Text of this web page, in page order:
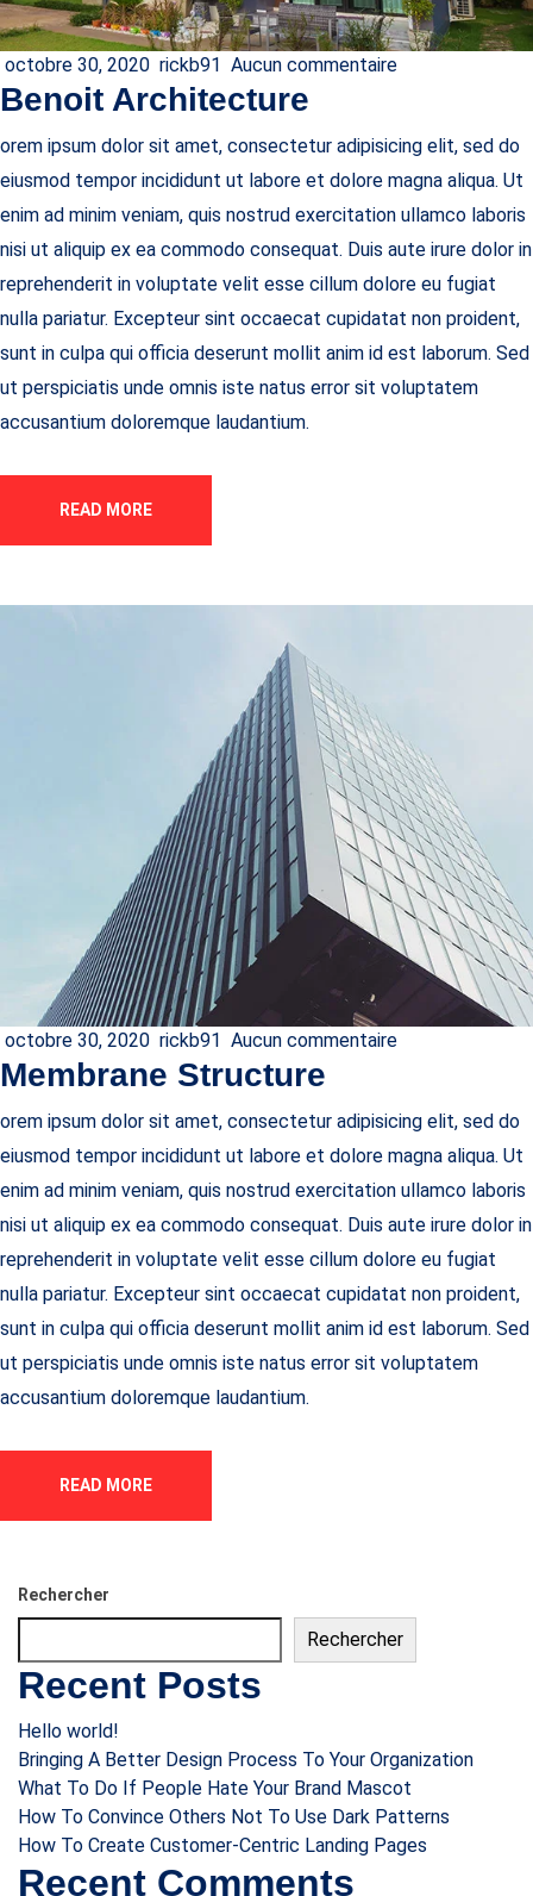
octobre 30, 2020 rickb91 Aucun commentaire
Benoit Architecture
orem ipsum dolor sit amet, consectetur adipisicing elit, sed do
eiusmod tempor incididunt ut labore et dolore magna aliqua. Ut
enim ad minim veniam, quis nostrud exercitation ullamco laboris
nisi ut aliquip ex ea commodo consequat. Duis aute irure dolor in
reprehenderit in voluptate velit esse cillum dolore eu fugiat
nulla pariatur. Excepteur sint occaecat cupidatat non proident,
sunt in culpa qui officia deserunt mollit anim id est laborum. Sed
ut perspiciatis unde omnis iste natus error sit voluptatem
accusantium doloremque laudantium.
READ MORE
octobre 30, 2020 rickb91 Aucun commentaire
Membrane Structure
orem ipsum dolor sit amet, consectetur adipisicing elit, sed do
eiusmod tempor incididunt ut labore et dolore magna aliqua. Ut
enim ad minim veniam, quis nostrud exercitation ullamco laboris
nisi ut aliquip ex ea commodo consequat. Duis aute irure dolor in
reprehenderit in voluptate velit esse cillum dolore eu fugiat
nulla pariatur. Excepteur sint occaecat cupidatat non proident,
sunt in culpa qui officia deserunt mollit anim id est laborum. Sed
ut perspiciatis unde omnis iste natus error sit voluptatem
accusantium doloremque laudantium.
READ MORE
Rechercher
Rechercher
Recent Posts
Hello world!
Bringing A Better Design Process To Your Organization
What To Do If People Hate Your Brand Mascot
How To Convince Others Not To Use Dark Patterns
How To Create Customer-Centric Landing Pages
Recent Comments